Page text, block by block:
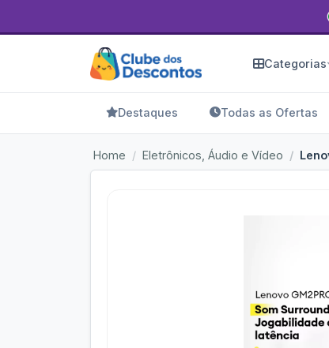
Categorias
Destaques Todas as Ofertas
Home Eletrônicos, Áudio e Vídeo